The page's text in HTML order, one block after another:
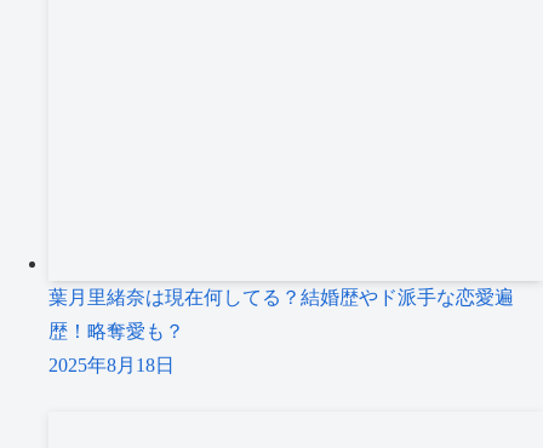
葉月里緒奈は現在何してる？結婚歴やド派手な恋愛遍
歴！略奪愛も？
2025年8月18日